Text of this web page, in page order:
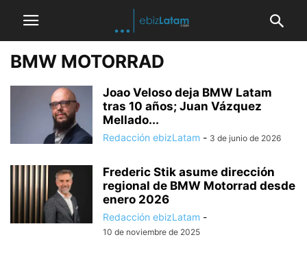
BMW MOTORRAD
Joao Veloso deja BMW Latam
tras 10 años; Juan Vázquez
Mellado...
Redacción ebizLatam - 3 de junio de 2026
Frederic Stik asume dirección
regional de BMW Motorrad desde
enero 2026
Redacción ebizLatam -
10 de noviembre de 2025